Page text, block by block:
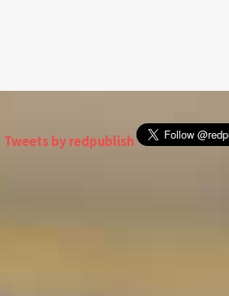
Tweets by redpublish